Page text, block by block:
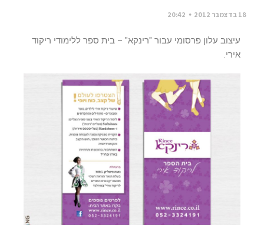
18 בדצמבר 2012 20:42
עיצוב עלון פרסומי עבור "רינקא" – בית ספר ללימודי ריקוד
אירי.